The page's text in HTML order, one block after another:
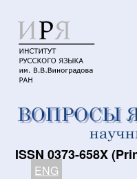
ISSN 0373-658X
ENG